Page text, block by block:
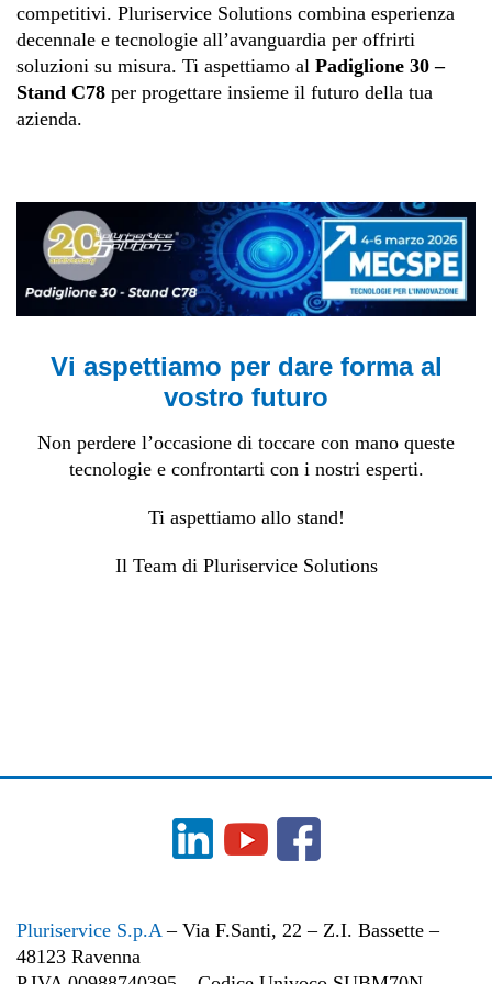
competitivi. Pluriservice Solutions combina esperienza
decennale e tecnologie all’avanguardia per offrirti
soluzioni su misura. Ti aspettiamo al Padiglione 30 –
Stand C78 per progettare insieme il futuro della tua
azienda.
Vi aspettiamo per dare forma al
vostro futuro
Non perdere l’occasione di toccare con mano queste
tecnologie e confrontarti con i nostri esperti.
Ti aspettiamo allo stand!
Il Team di Pluriservice Solutions
Pluriservice S.p.A– Via F.Santi, 22 – Z.I. Bassette –
48123 Ravenna